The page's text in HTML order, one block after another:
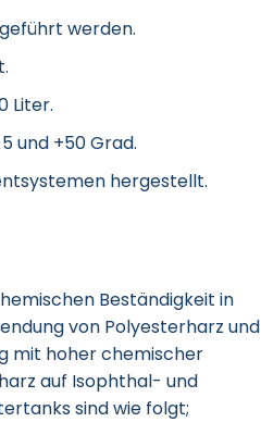
werden.
Liter.
und +50 Grad.
hergestellt.
Beständigkeit in
von Polyesterharz und
mit hoher chemischer
auf Isophthal- und
sind wie folgt;